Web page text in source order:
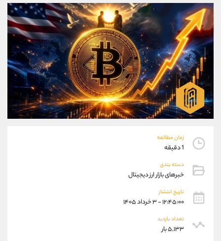
زمان مطالعه
1 دقیقه
دسته بندی
خبرهای بازار ارز دیجیتال
تاریخ انتشار
۱۲:۴۵:۰۰ - ۳ خرداد ۱۴۰۵
تعداد بازدید
۵,۱۳۳ بار
موبایل 09927779040
واتساپ شروع گفتگو
تلگرام @Armteam_admin_por
داخلی 107
پشتیبان فروش (محسن یزدی)
موبایل 09304891085
واتساپ شروع گفتگو
تلگرام @Armteam_admin_103
پشتیبان فروش
موبایل
واتساپ
تلگرام
داخلی
اطلاعات تماس